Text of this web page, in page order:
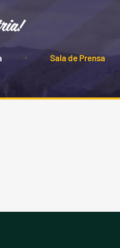
Sala de Prensa